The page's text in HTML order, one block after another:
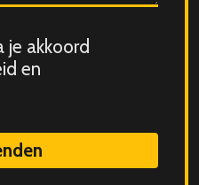
je akkoord
en